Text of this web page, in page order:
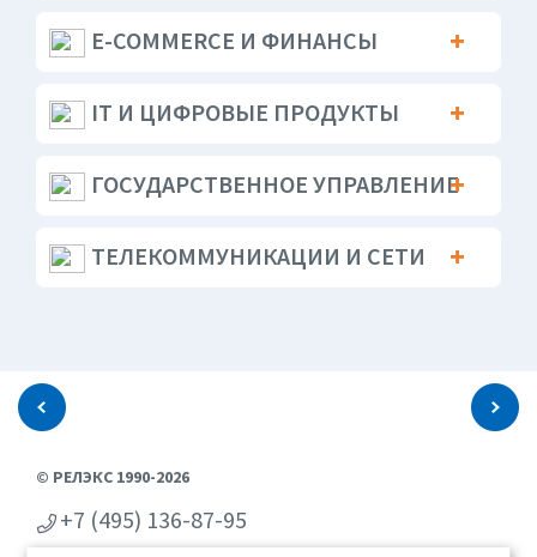
E-COMMERCE И ФИНАНСЫ
IT И ЦИФРОВЫЕ ПРОДУКТЫ
ГОСУДАРСТВЕННОЕ УПРАВЛЕНИЕ
ТЕЛЕКОММУНИКАЦИИ И СЕТИ
© РЕЛЭКС 1990-2026
+7 (495) 136-87-95